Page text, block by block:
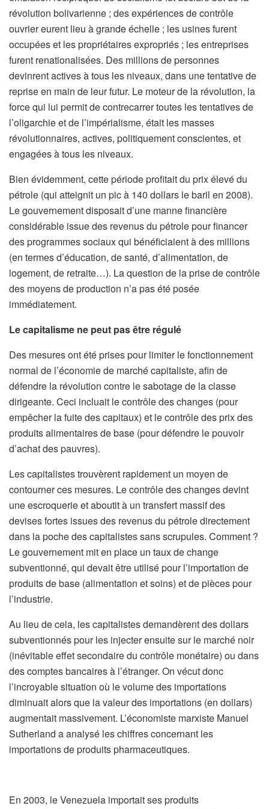
révolution bolivarienne ; des expériences de contrôle
ouvrier eurent lieu à grande échelle ; les usines furent
occupées et les propriétaires expropriés ; les entreprises
furent renationalisées. Des millions de personnes
devinrent actives à tous les niveaux, dans une tentative de
reprise en main de leur futur. Le moteur de la révolution, la
force qui lui permit de contrecarrer toutes les tentatives de
l’oligarchie et de l’impérialisme, était les masses
révolutionnaires, actives, politiquement conscientes, et
engagées à tous les niveaux.
Bien évidemment, cette période profitait du prix élevé du
pétrole (qui atteignit un pic à 140 dollars le baril en 2008).
Le gouvernement disposait d’une manne financière
considérable issue des revenus du pétrole pour financer
des programmes sociaux qui bénéficiaient à des millions
(en termes d’éducation, de santé, d’alimentation, de
logement, de retraite…). La question de la prise de contrôle
des moyens de production n’a pas été posée
immédiatement.
Le capitalisme ne peut pas être régulé
Des mesures ont été prises pour limiter le fonctionnement
normal de l’économie de marché capitaliste, afin de
défendre la révolution contre le sabotage de la classe
dirigeante. Ceci incluait le contrôle des changes (pour
empêcher la fuite des capitaux) et le contrôle des prix des
produits alimentaires de base (pour défendre le pouvoir
d’achat des pauvres).
Les capitalistes trouvèrent rapidement un moyen de
contourner ces mesures. Le contrôle des changes devint
une escroquerie et aboutit à un transfert massif des
devises fortes issues des revenus du pétrole directement
dans la poche des capitalistes sans scrupules. Comment ?
Le gouvernement mit en place un taux de change
subventionné, qui devait être utilisé pour l’importation de
produits de base (alimentation et soins) et de pièces pour
l’industrie.
Au lieu de cela, les capitalistes demandèrent des dollars
subventionnés pour les injecter ensuite sur le marché noir
(inévitable effet secondaire du contrôle monétaire) ou dans
des comptes bancaires à l’étranger. On vécut donc
l’incroyable situation où le volume des importations
diminuait alors que la valeur des importations (en dollars)
augmentait massivement. L’économiste marxiste Manuel
Sutherland a analysé les chiffres concernant les
importations de produits pharmaceutiques.
En 2003, le Venezuela importait ses produits